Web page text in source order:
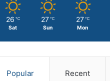
26 ℃
Sat
27 ℃
Sun
27 ℃
Mon
Popular Recent